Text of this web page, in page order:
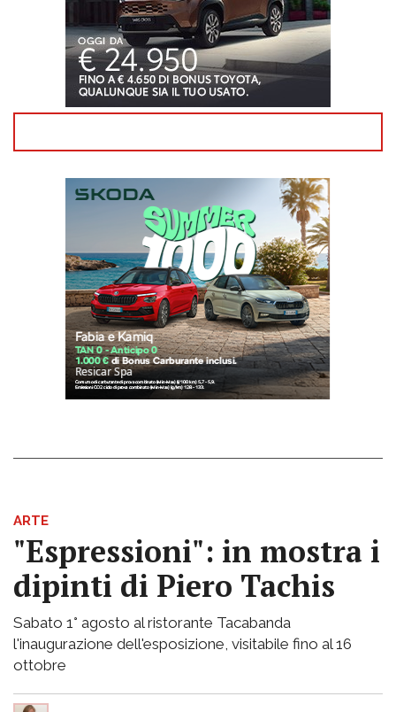
ARTE
"Espressioni": in mostra i
dipinti di Piero Tachis
Sabato 1° agosto al ristorante Tacabanda
l'inaugurazione dell'esposizione, visitabile fino al 16
ottobre